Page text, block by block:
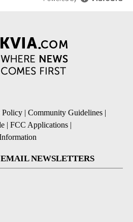
Policy | Community Guidelines |
| FCC Applications |
NEWSLETTERS